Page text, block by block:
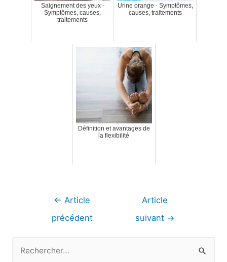
Saignement des yeux -
Symptômes, causes,
traitements
Urine orange - Symptômes,
causes, traitements
Définition et avantages de
la flexibilité
Navigation
← Article
précédent
Article
suivant →